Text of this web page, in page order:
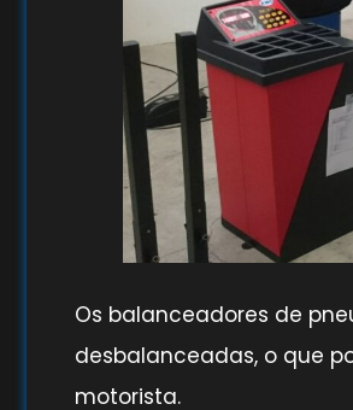
Os balanceadores de
desbalanceadas, o que
motorista.